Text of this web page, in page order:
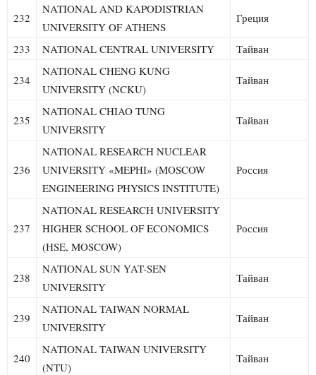
232
NATIONAL AND KAPODISTRIAN
UNIVERSITY OF ATHENS
Греция
233 NATIONAL CENTRAL UNIVERSITY Тайван
234
NATIONAL CHENG KUNG
UNIVERSITY (NCKU)
Тайван
235
NATIONAL CHIAO TUNG
UNIVERSITY
Тайван
236
NATIONAL RESEARCH NUCLEAR
UNIVERSITY «MEPHI» (MOSCOW
ENGINEERING PHYSICS INSTITUTE)
Россия
237
NATIONAL RESEARCH UNIVERSITY
HIGHER SCHOOL OF ECONOMICS
(HSE, MOSCOW)
Россия
238
NATIONAL SUN YAT-SEN
UNIVERSITY
Тайван
239
NATIONAL TAIWAN NORMAL
UNIVERSITY
Тайван
240
NATIONAL TAIWAN UNIVERSITY
(NTU)
Тайван